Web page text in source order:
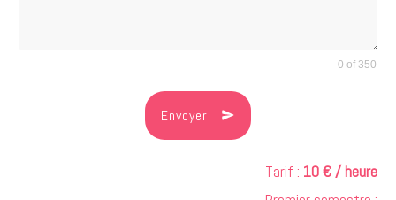
0 of 350
Envoyer
Tarif : 10€ / heure